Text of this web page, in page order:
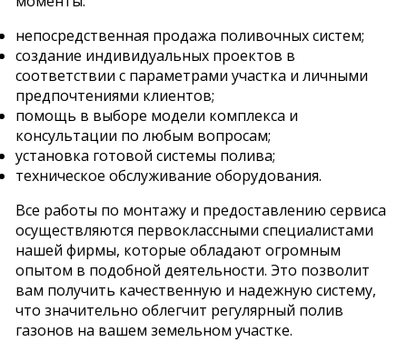
непосредственная продажа поливочных систем;
создание индивидуальных проектов в
соответствии с параметрами участка и личными
предпочтениями клиентов;
помощь в выборе модели комплекса и
консультации по любым вопросам;
установка готовой системы полива;
техническое обслуживание оборудования.
Все работы по монтажу и предоставлению сервиса
осуществляются первоклассными специалистами
нашей фирмы, которые обладают огромным
опытом в подобной деятельности. Это позволит
вам получить качественную и надежную систему,
что значительно облегчит регулярный полив
газонов на вашем земельном участке.